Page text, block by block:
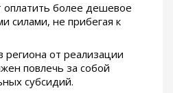
более дешевое
силами, не прибегая к
от реализации
повлечь за собой
субсидий.